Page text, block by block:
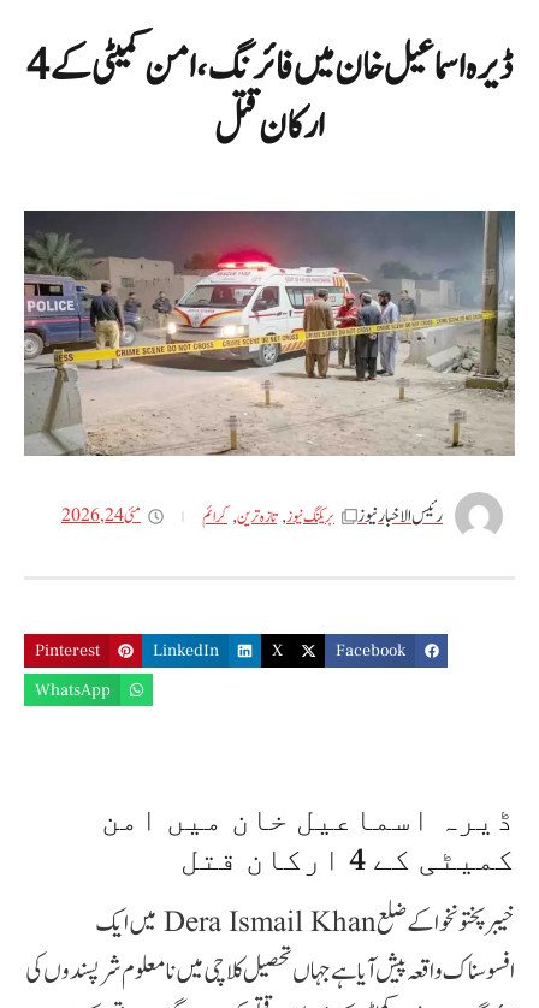
ڈیرہ اسماعیل خان میں فائرنگ، امن کمیٹی کے 4
ارکان قتل
رئیس الاخبار نیوز بریکنگ نیوز,تازه ترین,کرائم مئی 24, 2026
Facebook
X
LinkedIn
Pinterest
WhatsApp
ڈیرہ اسماعیل خان میں امن
کمیٹی کے 4 ارکان قتل
خیبرپختونخوا کے ضلع Dera Ismail Khan میں ایک
افسوسناک واقعہ پیش آیا ہے جہاں تحصیل کلاچی میں نامعلوم شرپسندوں کی